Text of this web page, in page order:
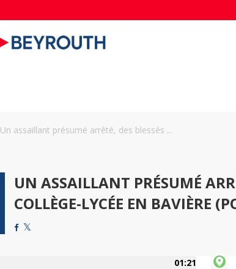
Un assaillant présumé arrêté, des blessés ...
UN ASSAILLANT PRÉSUMÉ
COLLÈGE-LYCÉE EN BAVIÈRE
01:21